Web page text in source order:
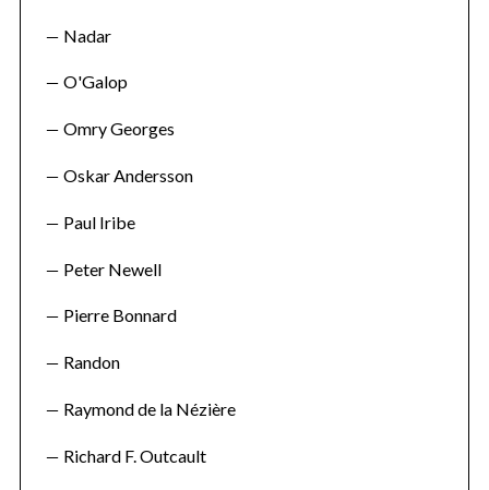
Nadar
O'Galop
Omry Georges
Oskar Andersson
Paul Iribe
Peter Newell
Pierre Bonnard
Randon
Raymond de la Nézière
Richard F. Outcault